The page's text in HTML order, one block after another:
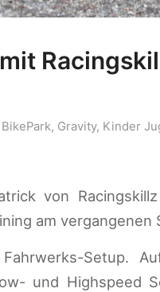
BikePark, Gravity, Kinder
von
am vergangenen
Setup.
und Highspeed